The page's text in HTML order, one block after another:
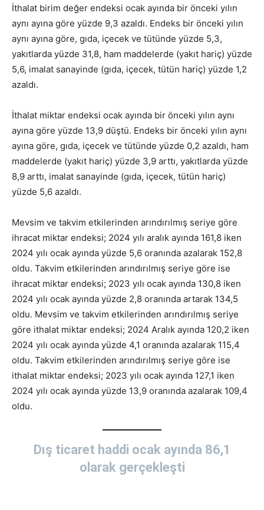
İthalat birim değer endeksi ocak ayında bir önceki yılın
aynı ayına göre yüzde 9,3 azaldı. Endeks bir önceki yılın
aynı ayına göre, gıda, içecek ve tütünde yüzde 5,3,
yakıtlarda yüzde 31,8, ham maddelerde (yakıt hariç) yüzde
5,6, imalat sanayinde (gıda, içecek, tütün hariç) yüzde 1,2
azaldı.
İthalat miktar endeksi ocak ayında bir önceki yılın aynı
ayına göre yüzde 13,9 düştü. Endeks bir önceki yılın aynı
ayına göre, gıda, içecek ve tütünde yüzde 0,2 azaldı, ham
maddelerde (yakıt hariç) yüzde 3,9 arttı, yakıtlarda yüzde
8,9 arttı, imalat sanayinde (gıda, içecek, tütün hariç)
yüzde 5,6 azaldı.
Mevsim ve takvim etkilerinden arındırılmış seriye göre
ihracat miktar endeksi; 2024 yılı aralık ayında 161,8 iken
2024 yılı ocak ayında yüzde 5,6 oranında azalarak 152,8
oldu. Takvim etkilerinden arındırılmış seriye göre ise
ihracat miktar endeksi; 2023 yılı ocak ayında 130,8 iken
2024 yılı ocak ayında yüzde 2,8 oranında artarak 134,5
oldu. Mevsim ve takvim etkilerinden arındırılmış seriye
göre ithalat miktar endeksi; 2024 Aralık ayında 120,2 iken
2024 yılı ocak ayında yüzde 4,1 oranında azalarak 115,4
oldu. Takvim etkilerinden arındırılmış seriye göre ise
ithalat miktar endeksi; 2023 yılı ocak ayında 127,1 iken
2024 yılı ocak ayında yüzde 13,9 oranında azalarak 109,4
oldu.
Dış ticaret haddi ocak ayında 86,1
olarak gerçekleşti